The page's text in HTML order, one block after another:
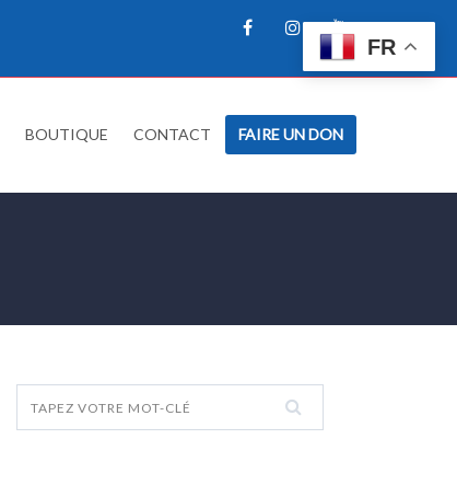
BOUTIQUE CONTACT FAIRE UN DON
FR